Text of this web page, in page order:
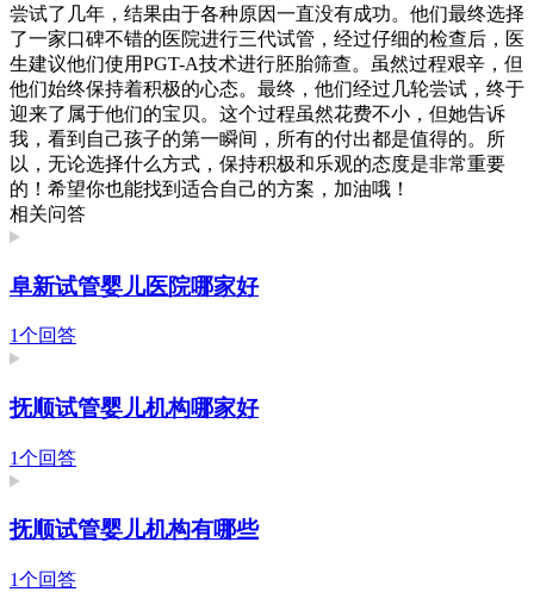
尝试了几年，结果由于各种原因一直没有成功。他们最终选择
了一家口碑不错的医院进行三代试管，经过仔细的检查后，医
生建议他们使用PGT-A技术进行胚胎筛查。虽然过程艰辛，但
他们始终保持着积极的心态。最终，他们经过几轮尝试，终于
迎来了属于他们的宝贝。这个过程虽然花费不小，但她告诉
我，看到自己孩子的第一瞬间，所有的付出都是值得的。所
以，无论选择什么方式，保持积极和乐观的态度是非常重要
的！希望你也能找到适合自己的方案，加油哦！
相关问答
阜新试管婴儿医院哪家好
1个回答
抚顺试管婴儿机构哪家好
1个回答
抚顺试管婴儿机构有哪些
1个回答